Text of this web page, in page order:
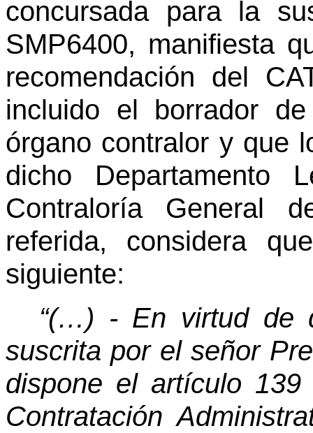
concursada para la
SMP6400, manifiesta
recomendación del
incluido el borrador
órgano contralor y que
dicho
Contraloría General
referida, considera
siguiente:
“(…) - En virtud de
suscrita por el señor
dispone el artículo
Contratación